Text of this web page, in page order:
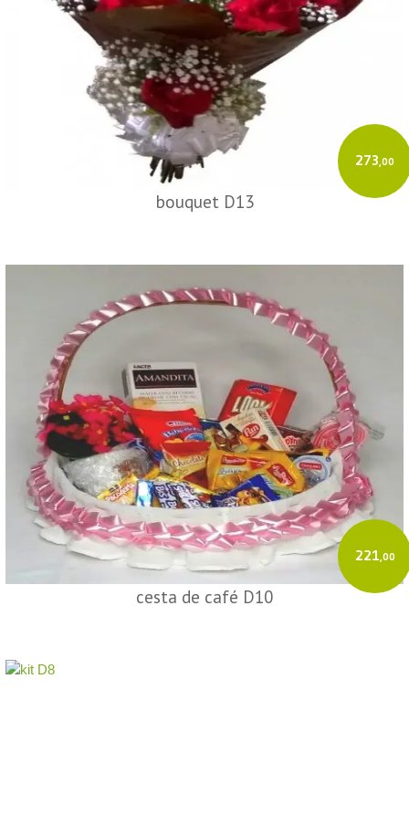
273,00
bouquet D13
221,00
cesta de café D10